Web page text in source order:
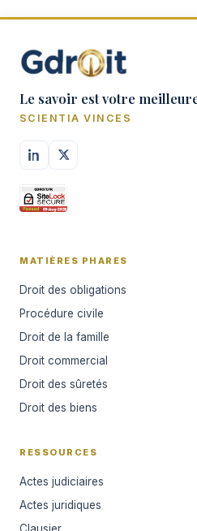
Le savoir est votre
SCIENTIA VINCES
MATIÈRES PHARES
Droit des obligations
Procédure civile
Droit de la famille
Droit commercial
Droit des sûretés
Droit des biens
RESSOURCES
Actes judiciaires
Actes juridiques
Clausier